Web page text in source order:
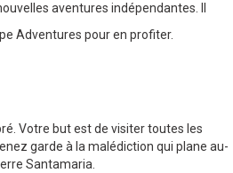
aventures indépendantes. Il
Adventures pour en profiter.
Votre but est de visiter toutes les
garde à la malédiction qui plane au-
Santamaria.